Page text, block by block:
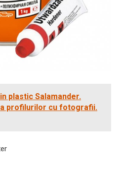
plastic Salamander.
profilurilor cu fotografii.